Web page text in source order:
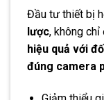
Đầu tư thiết bị
lược, không
hiệu quả với
đúng camera